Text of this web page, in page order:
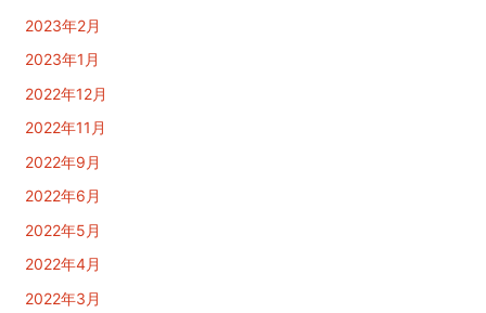
2023年2月
2023年1月
2022年12月
2022年11月
2022年9月
2022年6月
2022年5月
2022年4月
2022年3月